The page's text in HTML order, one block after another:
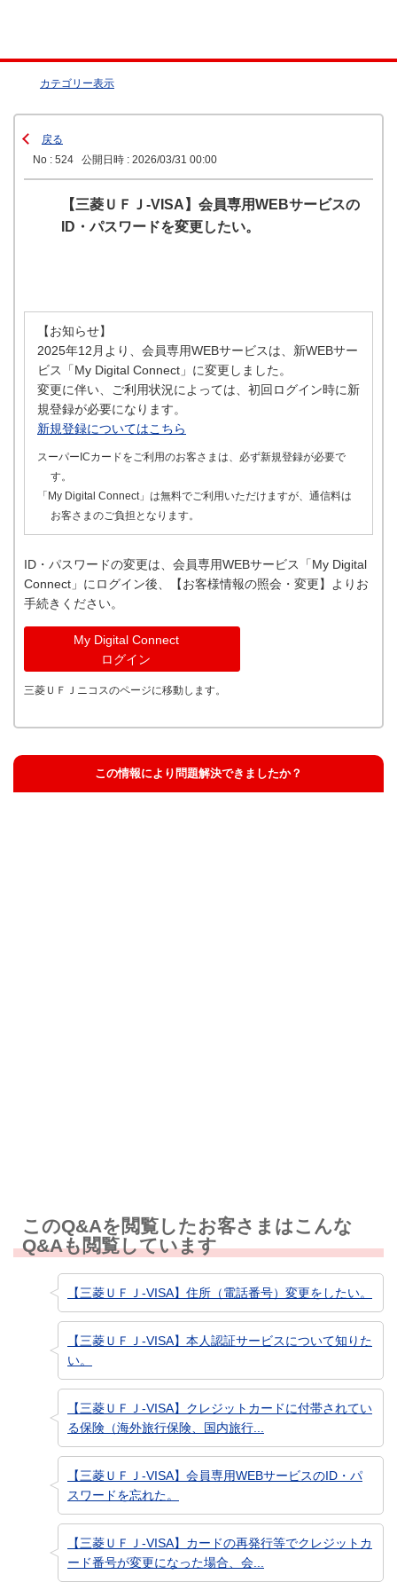
カテゴリー表示
戻る
No : 524
公開日時 : 2026/03/31 00:00
【三菱ＵＦＪ-VISA】会員専用WEBサービスの
ID・パスワードを変更したい。
【お知らせ】
2025年12月より、会員専用WEBサービスは、新WEBサー
ビス「My Digital Connect」に変更しました。
変更に伴い、ご利用状況によっては、初回ログイン時に新
規登録が必要になります。
新規登録についてはこちら
スーパーICカードをご利用のお客さまは、必ず新規登録が必要で
す。
「My Digital Connect」は無料でご利用いただけますが、通信料は
お客さまのご負担となります。
ID・パスワードの変更は、会員専用WEBサービス「My Digital
Connect」にログイン後、【お客様情報の照会・変更】よりお
手続きください。
My Digital Connect
ログイン
三菱ＵＦＪニコスのページに移動します。
この情報により問題解決できましたか？
このQ&Aを閲覧したお客さまはこんな
Q&Aも閲覧しています
【三菱ＵＦＪ-VISA】住所（電話番号）変更をしたい。
【三菱ＵＦＪ-VISA】本人認証サービスについて知りた
い。
【三菱ＵＦＪ-VISA】クレジットカードに付帯されてい
る保険（海外旅行保険、国内旅行...
【三菱ＵＦＪ-VISA】会員専用WEBサービスのID・パ
スワードを忘れた。
【三菱ＵＦＪ-VISA】カードの再発行等でクレジットカ
ード番号が変更になった場合、会...